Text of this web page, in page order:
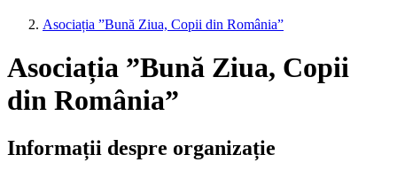
Asociația ”Bună Ziua, Copii din România”
Asociația ”Bună Ziua, Copii
din România”
Informații despre organizație